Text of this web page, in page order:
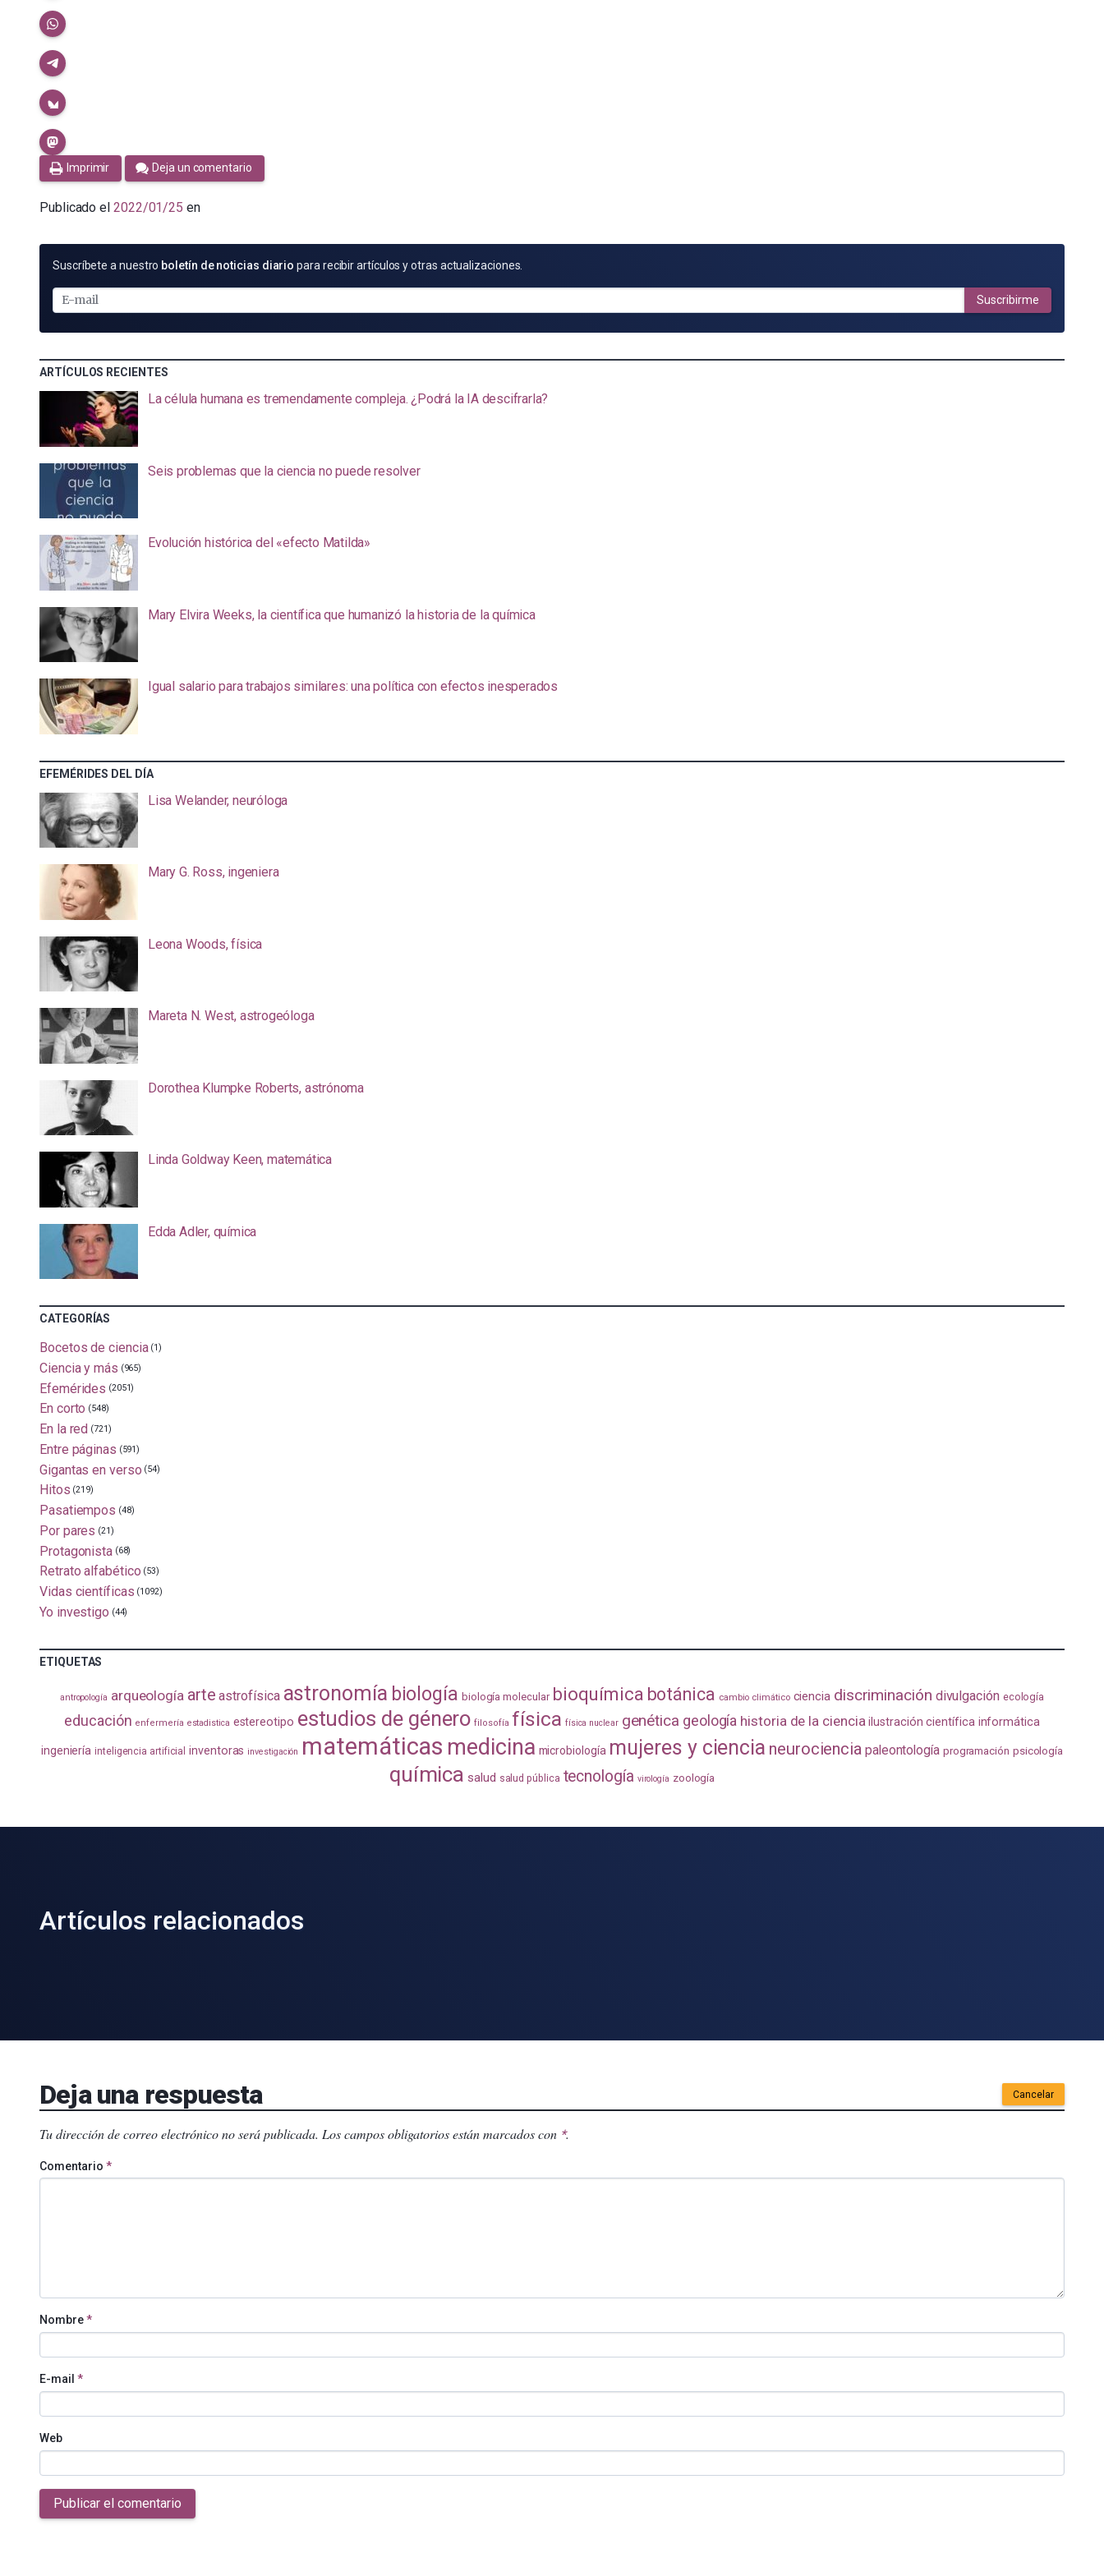
Imprimir Deja un comentario
Publicado el 2022/01/25 en
SUSCRÍBETE
E-
MAIL
Suscríbete a nuestro boletín de noticias diario para recibir artículos y otras actualizaciones.
Suscribirme
ARTÍCULOS RECIENTES
La célula humana es tremendamente compleja. ¿Podrá la IA descifrarla?
Seis problemas que la ciencia no puede resolver
Evolución histórica del «efecto Matilda»
Mary Elvira Weeks, la científica que humanizó la historia de la química
Igual salario para trabajos similares: una política con efectos inesperados
EFEMÉRIDES DEL DÍA
Lisa Welander, neuróloga
Mary G. Ross, ingeniera
Leona Woods, física
Mareta N. West, astrogeóloga
Dorothea Klumpke Roberts, astrónoma
Linda Goldway Keen, matemática
Edda Adler, química
CATEGORÍAS
Bocetos de ciencia (1)
Ciencia y más (965)
Efemérides (2051)
En corto (548)
En la red (721)
Entre páginas (591)
Gigantas en verso (54)
Hitos (219)
Pasatiempos (48)
Por pares (21)
Protagonista (68)
Retrato alfabético (53)
Vidas científicas (1092)
Yo investigo (44)
ETIQUETAS
antropología arqueología arte astrofísica astronomía biología biología molecular bioquímica botánica cambio climático ciencia discriminación divulgación ecología
educación enfermería estadistica estereotipo estudios de género filosofía física física nuclear genética geología historia de la ciencia ilustración científica informática
ingeniería inteligencia artificial inventoras investigación matemáticas medicina microbiología mujeres y ciencia neurociencia paleontología programación psicología
química salud salud pública tecnología virología zoología
Artículos relacionados
Deja una respuesta Cancelar
Tu dirección de correo electrónico no será publicada. Los campos obligatorios están marcados con *.
Comentario *
Nombre*
E-mail *
Web
Publicar el comentario